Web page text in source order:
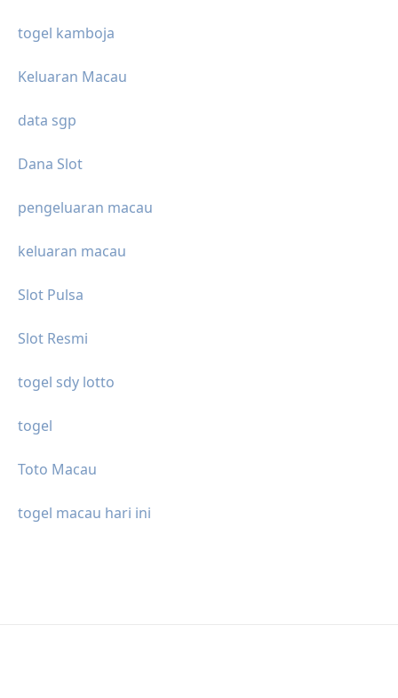
togel kamboja
Keluaran Macau
data sgp
Dana Slot
pengeluaran macau
keluaran macau
Slot Pulsa
Slot Resmi
togel sdy lotto
togel
Toto Macau
togel macau hari ini